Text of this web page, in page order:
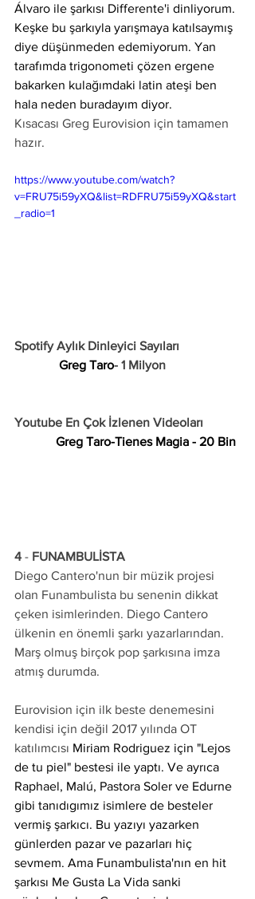
Álvaro ile şarkısı Differente'i dinliyorum.
Keşke bu şarkıyla yarışmaya katılsaymış
diye düşünmeden edemiyorum. Yan
tarafımda trigonometi çözen ergene
bakarken kulağımdaki latin ateşi ben
hala neden buradayım diyor.
Kısacası Greg Eurovision için tamamen
hazır.
https://www.youtube.com/watch?
v=FRU75i59yXQ&list=RDFRU75i59yXQ&start
_radio=1
Spotify Aylık Dinleyici Sayıları
Greg Taro- 1 Milyon
Youtube En Çok İzlenen Videoları
Greg Taro-Tienes Magia - 20 Bin
4 - FUNAMBULİSTA
Diego Cantero'nun bir müzik projesi
olan Funambulista bu senenin dikkat
çeken isimlerinden. Diego Cantero
ülkenin en önemli şarkı yazarlarından.
Marş olmuş birçok pop şarkısına imza
atmış durumda.
Eurovision için ilk beste denemesini
kendisi için değil 2017 yılında OT
katılımcısı Miriam Rodriguez için "Lejos
de tu piel" bestesi ile yaptı. Ve ayrıca
Raphael, Malú, Pastora Soler ve Edurne
gibi tanıdıgımız isimlere de besteler
vermiş şarkıcı. Bu yazıyı yazarken
günlerden pazar ve pazarları hiç
sevmem. Ama Funambulista'nın en hit
şarkısı Me Gusta La Vida sanki